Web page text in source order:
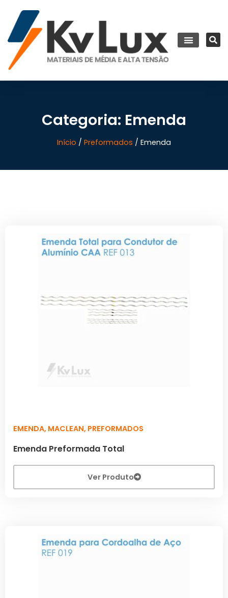
Categoria: Emenda
Início / Preformados / Emenda
EMENDA, MACLEAN, PREFORMADOS
Emenda Preformada Total
Ver Produto